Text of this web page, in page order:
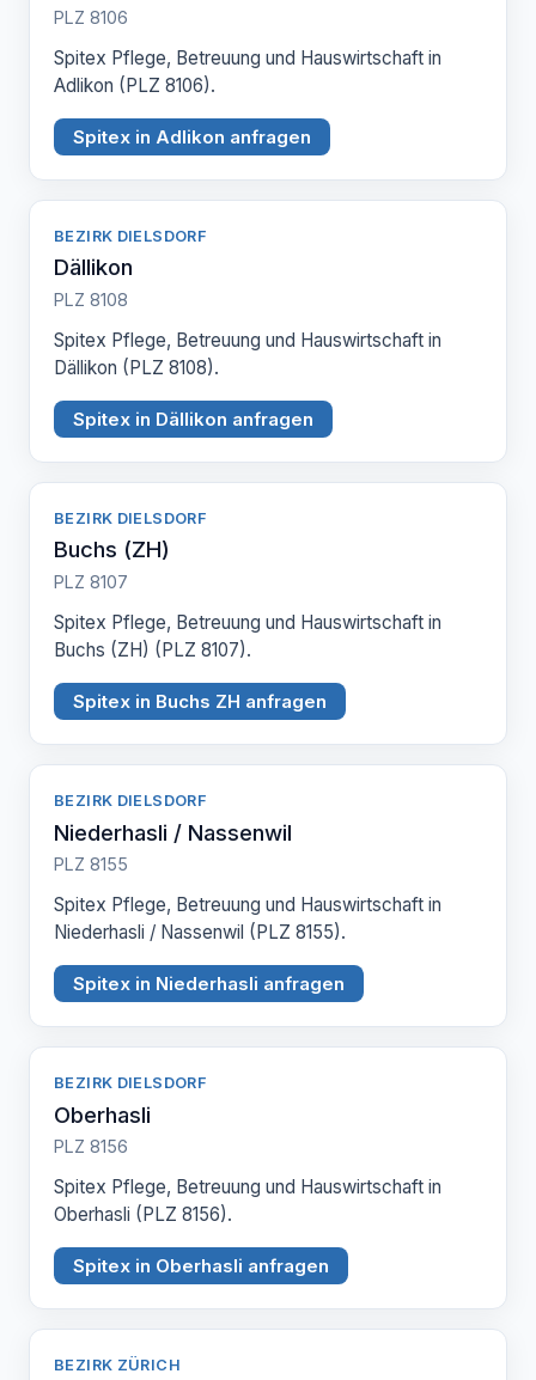
PLZ 8106
Spitex Pflege, Betreuung und Hauswirtschaft in
Adlikon (PLZ 8106).
Spitex in Adlikon anfragen
BEZIRK DIELSDORF
Dällikon
PLZ 8108
Spitex Pflege, Betreuung und Hauswirtschaft in
Dällikon (PLZ 8108).
Spitex in Dällikon anfragen
BEZIRK DIELSDORF
Buchs (ZH)
PLZ 8107
Spitex Pflege, Betreuung und Hauswirtschaft in
Buchs (ZH) (PLZ 8107).
Spitex in Buchs ZH anfragen
BEZIRK DIELSDORF
Niederhasli / Nassenwil
PLZ 8155
Spitex Pflege, Betreuung und Hauswirtschaft in
Niederhasli / Nassenwil (PLZ 8155).
Spitex in Niederhasli anfragen
BEZIRK DIELSDORF
Oberhasli
PLZ 8156
Spitex Pflege, Betreuung und Hauswirtschaft in
Oberhasli (PLZ 8156).
Spitex in Oberhasli anfragen
BEZIRK ZÜRICH